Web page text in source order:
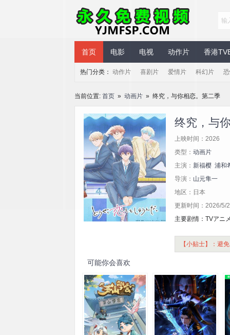
永久免费视频
首页 电影 电视 动作片 香港
热门分类： 动作片 喜剧片 爱情片 科幻片
当前位置: 首页 » 动画片 » 终究，与你相恋。第二季
终究，与
上映时间：2026
类型： 动画片
主演： 新福樱 浦和
导演： 山元隼一
地区：日本
更新时间：2026/5/
主要剧情：TVアニ
【小贴士】：避
可能你会喜欢